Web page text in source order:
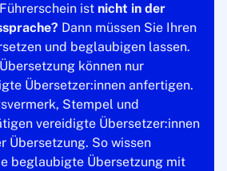
ist nicht in der
Dann müssen Sie Ihren
und beglaubigen lassen.
können nur
Übersetzer:innen anfertigen.
Stempel und
vereidigte Übersetzer:innen
Übersetzung. So wissen
beglaubigte Übersetzung mit